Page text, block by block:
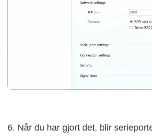
6. Når du har gjort det, blir